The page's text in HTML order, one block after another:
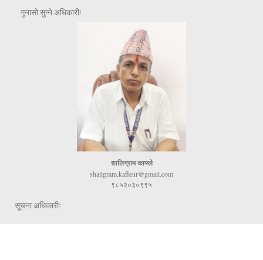
गुनासो सुन्ने अधिकारीः
शालिग्राम काफ्ले
shaligram.kafleur@gmail.com
९८५२०३०९९५
सूचना अधिकारीः